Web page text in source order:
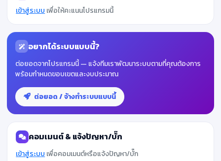
เข้าสู่ระบบเพื่อให้คะแนนโปรแกรมนี้
อยากได้ระบบแบบนี้?
ต่อยอดจากโปรแกรมนี้ — แจ้งทีมเราพัฒนาระบบตามที่คุณต้องการ
พร้อมกำหนดขอบเขตและงบประมาณ
ต่อยอด / จ้างทำระบบแบบนี้
คอมเมนต์ & แจ้งปัญหา/บั๊ก
เข้าสู่ระบบ เพื่อคอมเมนต์หรือแจ้งปัญหา/บั๊ก